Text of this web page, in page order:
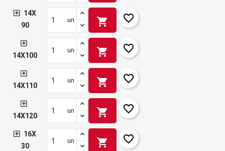
14X
90
un shopping_cart favorite_border
14X100
un shopping_cart favorite_border
14X110
un shopping_cart favorite_border
14X120
un shopping_cart favorite_border
16X
30
un shopping_cart favorite_border